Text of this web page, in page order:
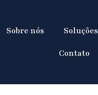
Sobre nós Soluções
Contato